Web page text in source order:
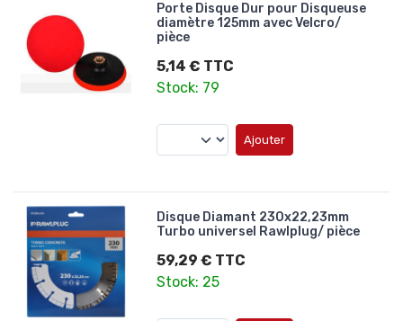
Porte Disque Dur pour Disqueuse
diamètre 125mm avec Velcro/
pièce
5,14 € TTC
Stock: 79
Ajouter
Disque Diamant 230x22,23mm
Turbo universel Rawlplug/ pièce
59,29 € TTC
Stock: 25